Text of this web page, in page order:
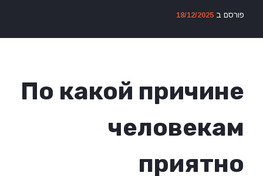
פורסם ב 18/12/2025
По какой причине
человекам
приятно